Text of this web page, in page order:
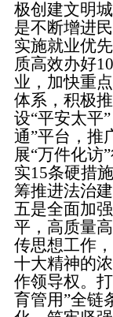
极创建文明
是不断增进
实施就业优
质高效办好
业，加快重
体系，积极
设“平安太平
通”平台，推
展“万件化访
实15条硬措
筹推进法治
五是全面加
平，高质量
传思想工作
十大精神的
作领导权。
育管用”全链